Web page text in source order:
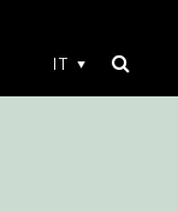
IT